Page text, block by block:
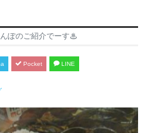
ぽのご紹介でーす♨
Pocket LINE